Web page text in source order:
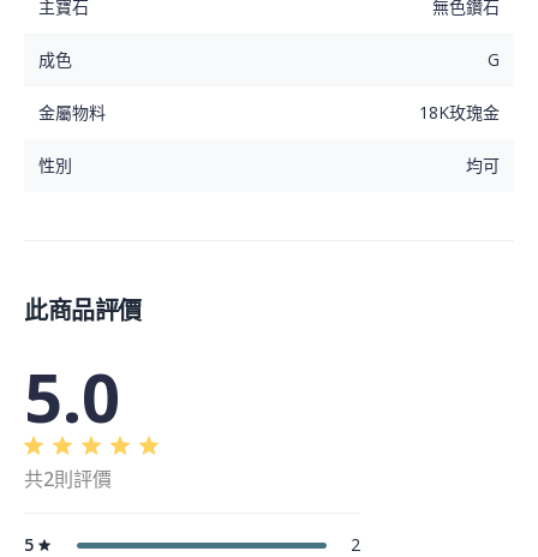
主寶石 無色鑽石
成色 G
金屬物料 18K玫瑰金
性別 均可
此商品評價
5.0
共2則評價
5
2